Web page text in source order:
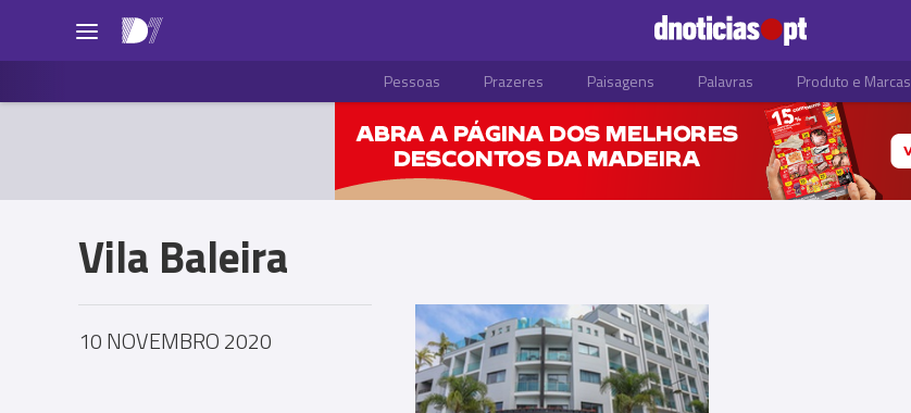
Pessoas Prazeres Paisagens Palavras Produto e Marcas
Vila Baleira
10 NOVEMBRO 2020